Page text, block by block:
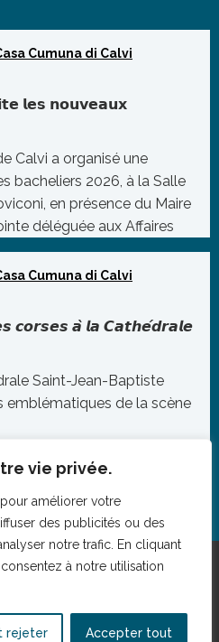
vie privée.
améliorer votre
des publicités ou des
notre trafic. En cliquant
à notre utilisation
rejeter Accepter tout
Cumuna di Calvi
𝗹𝗲𝘀 𝗻𝗼𝘂𝘃𝗲𝗮𝘂𝘅
Calvi a organisé une
bacheliers 2026, à la Salle
en présence du Maire
déléguée aux Affaires
ainsi que de plusieurs
Cumuna di Calvi
𝙘𝙤𝙧𝙨𝙚𝙨 𝙖̀ 𝙡𝙖 𝘾𝙖𝙩𝙝𝙚́𝙙𝙧𝙖𝙡𝙚
Saint-Jean-Baptiste
emblématiques de la scène
légales